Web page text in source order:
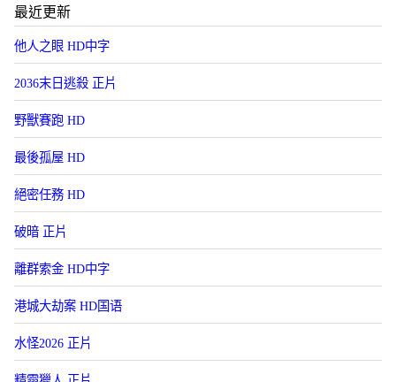
最近更新
他人之眼 HD中字
2036末日逃殺 正片
野獸賽跑 HD
最後孤屋 HD
絕密任務 HD
破暗 正片
離群索金 HD中字
港城大劫案 HD国语
水怪2026 正片